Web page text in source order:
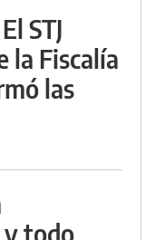
STJ
la Fiscalía
las
todo